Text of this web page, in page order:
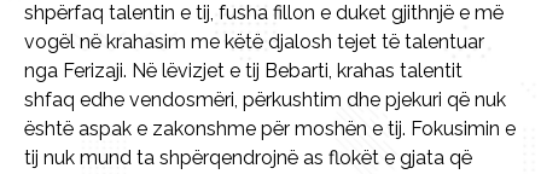
shpërfaq talentin e tij, fusha fillon e duket gjithnjë e më
vogël në krahasim me këtë djalosh tejet të talentuar
nga Ferizaji. Në lëvizjet e tij Bebarti, krahas talentit
shfaq edhe vendosmëri, përkushtim dhe pjekuri që nuk
është aspak e zakonshme për moshën e tij. Fokusimin e
tij nuk mund ta shpërqendrojnë as flokët e gjata që